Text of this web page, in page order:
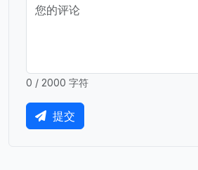
0 / 2000 字符
提交